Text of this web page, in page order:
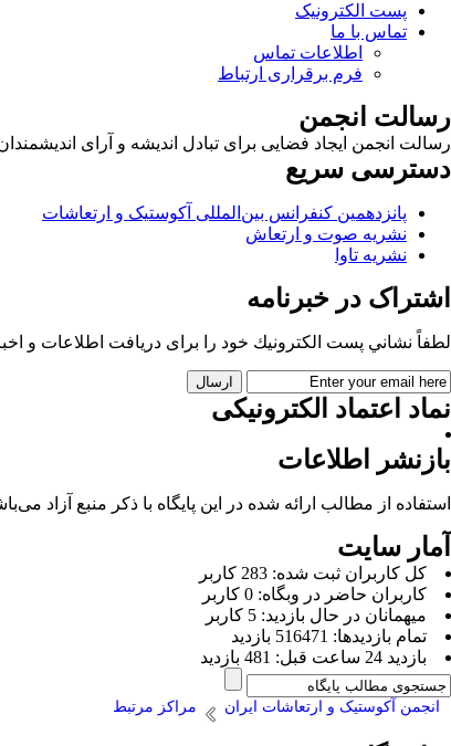
پست الکترونیک
تماس با ما
اطلاعات تماس
فرم برقراری ارتباط
رسالت انجمن
رسالت انجمن ایجاد فضایی برای تبادل اندیشه و آرای
دسترسی سریع
پانزدهمین کنفرانس بین‌المللی آکوستیک و ارتعاشات
نشریه صوت و ارتعاش
نشریه تاوا
اشتراک در خبرنامه
لطفاً نشاني پست الكترونيك خود را برای دريافت اطلاعات و اخبار
نماد اعتماد الکترونیکی
بازنشر اطلاعات
استفاده از مطالب ارائه شده در این پایگاه با ذکر منبع آزاد
آمار سایت
كل کاربران ثبت شده: 283 کاربر
کاربران حاضر در وبگاه: 0 کاربر
ميهمانان در حال بازديد: 5 کاربر
تمام بازديد‌ها: 516471 بازدید
بازديد 24 ساعت قبل: 481 بازدید
انجمن آکوستیک و ارتعاشات ایران مراکز مرتبط